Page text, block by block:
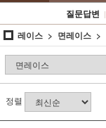
질문답변 |
레이스
면레이스
정렬